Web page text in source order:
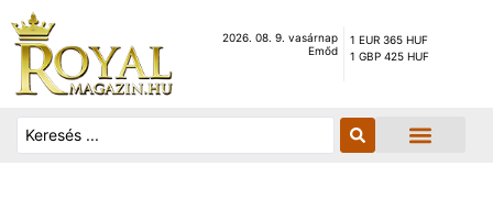
2026. 08. 9. vasárnap
Emőd
1 EUR 365 HUF
1 GBP 425 HUF